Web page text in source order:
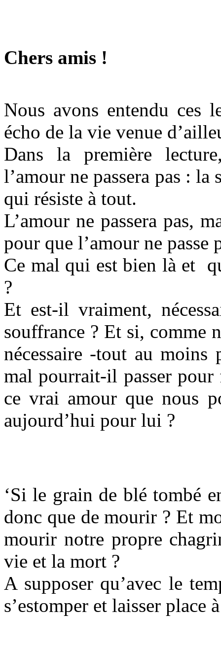
Chers amis !
Nous avons entendu ces
écho de la vie venue
Dans la première
l’amour ne passera pas :
qui résiste à tout.
L’amour ne passera pas,
pour que l’amour ne passe
Ce mal qui est bien là et
?
Et est-il vraiment,
souffrance ? Et si, comme
nécessaire -tout au
mal pourrait-il passer pour
ce vrai amour que nous
aujourd’hui pour lui ?
‘Si le grain de blé tombé
donc que de mourir ? Et
mourir notre propre
vie et la mort ?
A supposer qu’avec le
s’estomper et laisser place